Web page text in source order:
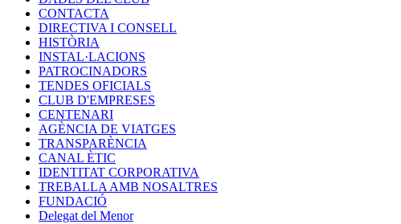
CONTACTA
DIRECTIVA I CONSELL
HISTÒRIA
INSTAL·LACIONS
PATROCINADORS
TENDES OFICIALS
CLUB D'EMPRESES
CENTENARI
AGÈNCIA DE VIATGES
TRANSPARÈNCIA
CANAL ÈTIC
IDENTITAT CORPORATIVA
TREBALLA AMB NOSALTRES
FUNDACIÓ
Delegat del Menor